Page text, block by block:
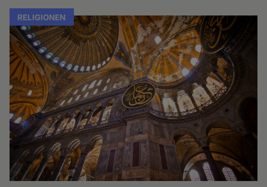
RELIGIONEN